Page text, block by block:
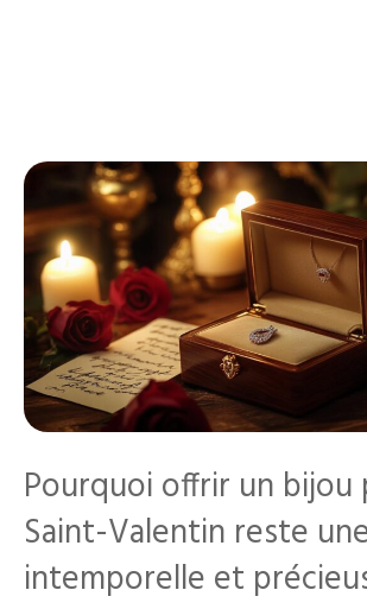
Pourquoi offrir un bijou
Saint-Valentin reste
intemporelle et